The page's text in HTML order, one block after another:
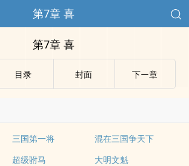
第7章 喜
第7章 喜
目录 封面 下ー章
三国第一将
混在三国争天下
超级驸马 大明文魁